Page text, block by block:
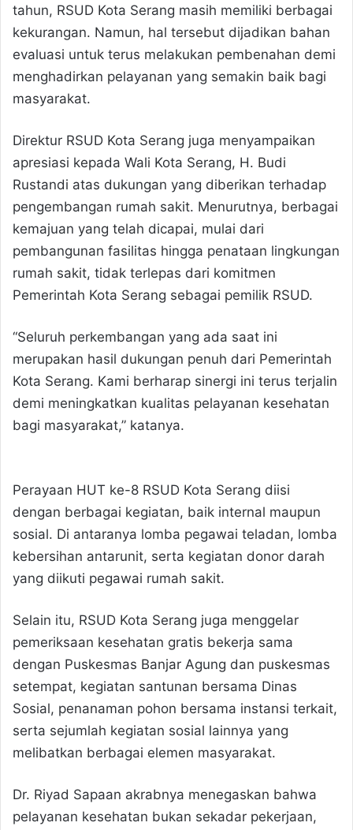
tahun, RSUD Kota Serang masih memiliki berbagai
kekurangan. Namun, hal tersebut dijadikan bahan
evaluasi untuk terus melakukan pembenahan demi
menghadirkan pelayanan yang semakin baik bagi
masyarakat.
Direktur RSUD Kota Serang juga menyampaikan
apresiasi kepada Wali Kota Serang, H. Budi
Rustandi atas dukungan yang diberikan terhadap
pengembangan rumah sakit. Menurutnya, berbagai
kemajuan yang telah dicapai, mulai dari
pembangunan fasilitas hingga penataan lingkungan
rumah sakit, tidak terlepas dari komitmen
Pemerintah Kota Serang sebagai pemilik RSUD.
“Seluruh perkembangan yang ada saat ini
merupakan hasil dukungan penuh dari Pemerintah
Kota Serang. Kami berharap sinergi ini terus terjalin
demi meningkatkan kualitas pelayanan kesehatan
bagi masyarakat,” katanya.
Perayaan HUT ke-8 RSUD Kota Serang diisi
dengan berbagai kegiatan, baik internal maupun
sosial. Di antaranya lomba pegawai teladan, lomba
kebersihan antarunit, serta kegiatan donor darah
yang diikuti pegawai rumah sakit.
Selain itu, RSUD Kota Serang juga menggelar
pemeriksaan kesehatan gratis bekerja sama
dengan Puskesmas Banjar Agung dan puskesmas
setempat, kegiatan santunan bersama Dinas
Sosial, penanaman pohon bersama instansi terkait,
serta sejumlah kegiatan sosial lainnya yang
melibatkan berbagai elemen masyarakat.
Dr. Riyad Sapaan akrabnya menegaskan bahwa
pelayanan kesehatan bukan sekadar pekerjaan,